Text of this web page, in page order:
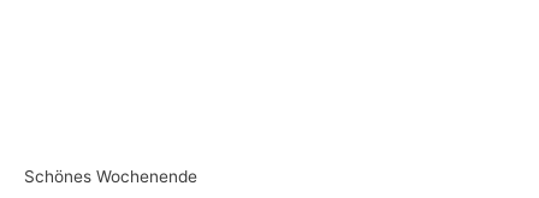
Schönes Wochenende